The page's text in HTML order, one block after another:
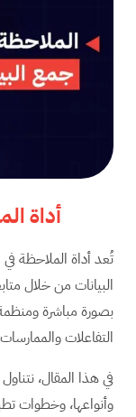
أداة
تُعد أداة الملاحظة
البيانات من خلال
بصورة مباشرة
التفاعلات
في هذا المقال،
وأنواعها، وخطوات